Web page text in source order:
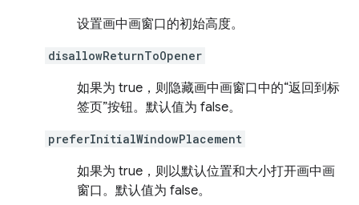
设置画中画窗口的初始高度。
disallowReturnToOpener
如果为 true，则隐藏画中画窗口中的“返回到标
签页”按钮。默认值为 false。
preferInitialWindowPlacement
如果为 true，则以默认位置和大小打开画中画
窗口。默认值为 false。